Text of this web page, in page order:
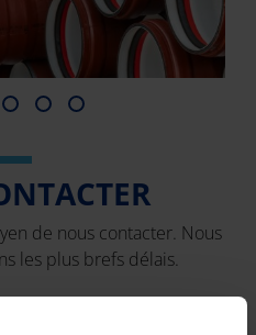
de nous contacter. Nous
les plus brefs délais.